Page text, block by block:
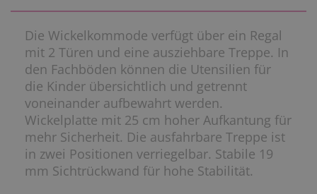
Die Wickelkommode verfügt über ein Regal
mit 2 Türen und eine ausziehbare Treppe. In
den Fachböden können die Utensilien für
die Kinder übersichtlich und getrennt
voneinander aufbewahrt werden.
Wickelplatte mit 25 cm hoher Aufkantung für
mehr Sicherheit. Die ausfahrbare Treppe ist
in zwei Positionen verriegelbar. Stabile 19
mm Sichtrückwand für hohe Stabilität.